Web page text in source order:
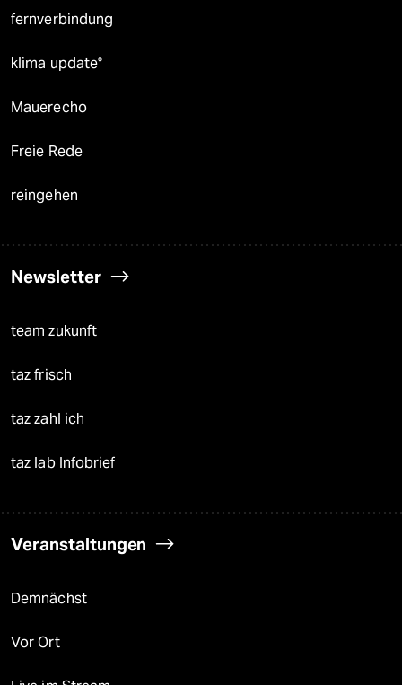
fernverbindung
klima update°
Mauerecho
Freie Rede
reingehen
Newsletter
team zukunft
taz frisch
taz zahl ich
taz lab Infobrief
Veranstaltungen
Demnächst
Vor Ort